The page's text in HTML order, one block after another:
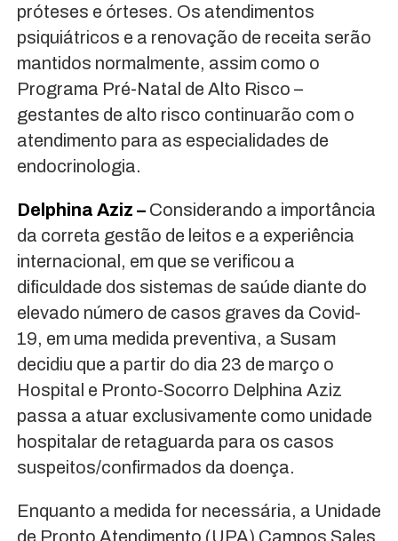
próteses e órteses. Os atendimentos
psiquiátricos e a renovação de receita serão
mantidos normalmente, assim como o
Programa Pré-Natal de Alto Risco –
gestantes de alto risco continuarão com o
atendimento para as especialidades de
endocrinologia.
Delphina Aziz –Considerando a importância
da correta gestão de leitos e a experiência
internacional, em que se verificou a
dificuldade dos sistemas de saúde diante do
elevado número de casos graves da Covid-
19, em uma medida preventiva, a Susam
decidiu que a partir do dia 23 de março o
Hospital e Pronto-Socorro Delphina Aziz
passa a atuar exclusivamente como unidade
hospitalar de retaguarda para os casos
suspeitos/confirmados da doença.
Enquanto a medida for necessária, a Unidade
de Pronto Atendimento (UPA) Campos Sales